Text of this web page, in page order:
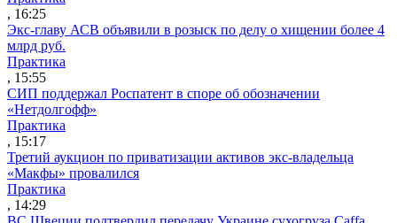
, 16:25
Экс-главу АСВ объявили в розыск по делу о хищении более 4
млрд руб.
Практика
, 15:55
СИП поддержал Роспатент в споре об обозначении
«Нетдолгофф»
Практика
, 15:17
Третий аукцион по приватизации активов экс-владельца
«Макфы» провалился
Практика
, 14:29